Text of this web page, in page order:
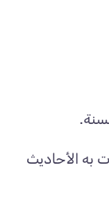
به الأحاديث